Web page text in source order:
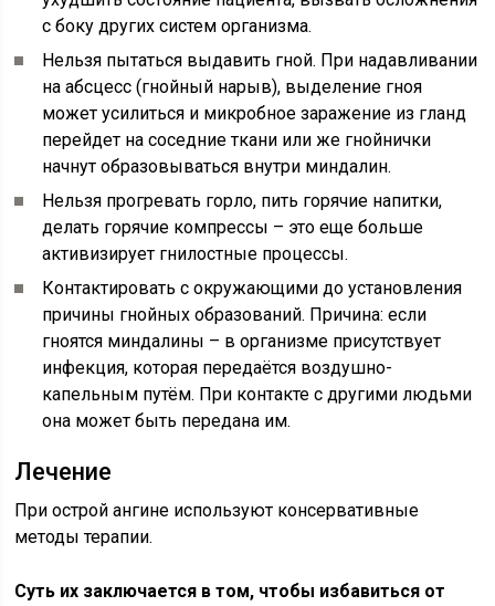
с боку других систем организма.
Нельзя пытаться выдавить гной. При надавливании
на абсцесс (гнойный нарыв), выделение гноя
может усилиться и микробное заражение из гланд
перейдет на соседние ткани или же гнойнички
начнут образовываться внутри миндалин.
Нельзя прогревать горло, пить горячие напитки,
делать горячие компрессы – это еще больше
активизирует гнилостные процессы.
Контактировать с окружающими до установления
причины гнойных образований. Причина: если
гноятся миндалины – в организме присутствует
инфекция, которая передаётся воздушно-
капельным путём. При контакте с другими людьми
она может быть передана им.
Лечение
При острой ангине используют консервативные
методы терапии.
Суть их заключается в том, чтобы избавиться от